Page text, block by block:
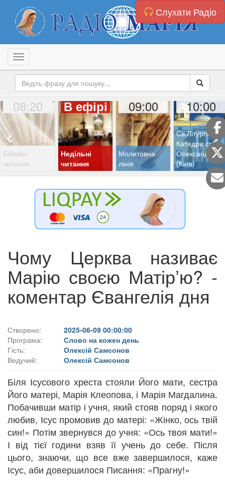
Слухати Радіо
Toggle navigation
08:20
Біблійні
читання
В ефірі
Недільні
читання
09:00
Молитовна
лінія
10:00
Св.Літургія з
Катедри св.
Олександра
(Київ)
Чому Церква називає
Марію своєю Матірʼю? -
коментар Євангелія дня
Створено:
2025-06-09 00:00:00
Програма:
Слово на кожен день
Гість:
Олексій Самсонов
Ведучий:
Олексій Самсонов
Біля Ісусового хреста стояли Його мати, сестра
Його матері, Марія Клеопова, і Марія Магдалина.
Побачивши матір і учня, який стояв поряд і якого
любив, Ісус промовив до матері: «Жінко, ось твій
син!» Потім звернувся до учня: «Ось твоя мати!»
І від тієї години взяв її учень до себе. Після
цього, знаючи, що все вже завершилося, каже
Ісус, аби довершилося Писання: «Прагну!»